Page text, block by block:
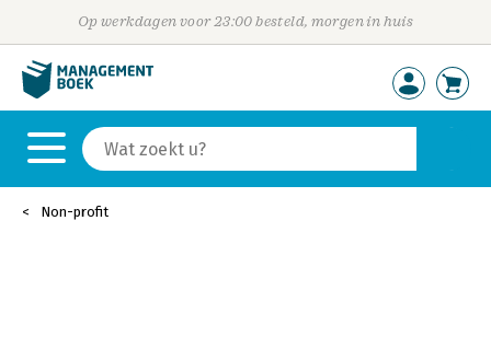
Op werkdagen voor 23:00 besteld, morgen in huis
Non-profit